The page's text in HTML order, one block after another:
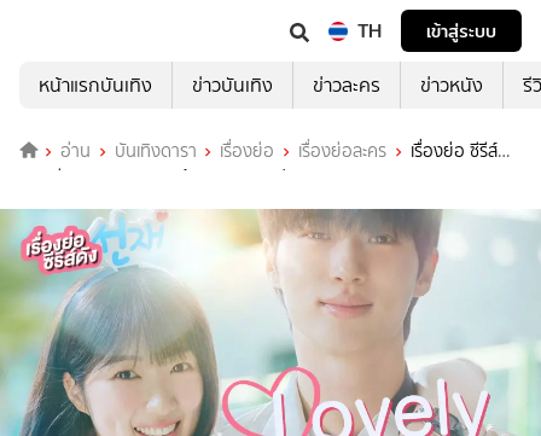
TH
เข้าสู่ระบบ
หน้าแรกบันเทิง
ข่าวบันเทิง ข่าวละคร ข่าวหนัง รี
อ่าน บันเทิงดารา เรื่องย่อ เรื่องย่อละคร
เรื่องย่อ ซีรีส์
เกาหลี Lovely Runner ข้ามเวลามาเซฟเมน